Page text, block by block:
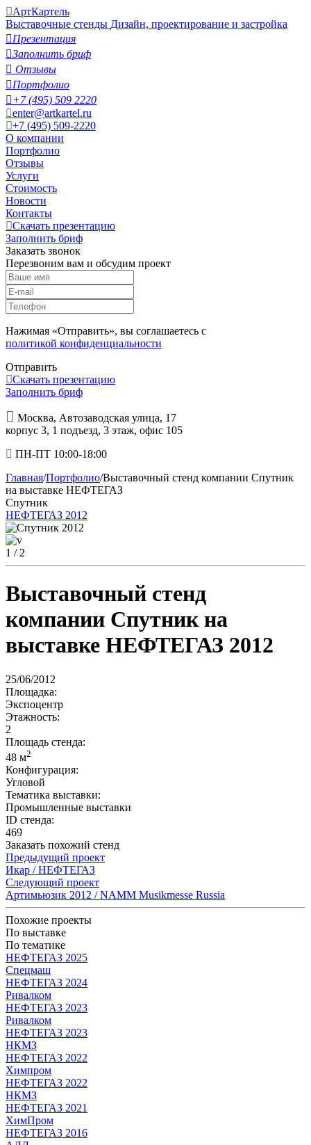
АртКартель
Выставочные стенды Дизайн, проектирование и застройка
Презентация
Заполнить бриф
 Отзывы
Портфолио
+7 (495) 509 2220
enter@artkartel.ru
+7 (495) 509-2220
О компании
Портфолио
Отзывы
Услуги
Стоимость
Новости
Контакты
Скачать презентацию
Заполнить бриф
Заказать звонок
Перезвоним вам и обсудим проект
Нажимая «Отправить», вы соглашаетесь с
политикой конфиденциальности
Отправить
Скачать презентацию
Заполнить бриф
Москва, Автозаводская улица, 17
корпус 3, 1 подъезд, 3 этаж, офис 105
ПН-ПТ 10:00-18:00
Главная/Портфолио/Выставочный стенд компании Спутник
на выставке НЕФТЕГАЗ
Спутник
НЕФТЕГАЗ 2012
1 / 2
Выставочный стенд
компании Спутник на
выставке НЕФТЕГАЗ 2012
25/06/2012
Площадка:
Экспоцентр
Этажность:
2
Площадь стенда:
48 м2
Конфигурация:
Угловой
Тематика выставки:
Промышленные выставки
ID стенда:
469
Заказать похожий стенд
Предыдущий проект
Икар / НЕФТЕГАЗ
Следующий проект
Артимьюзик 2012 / NAMM Musikmesse Russia
Похожие проекты
По выставке
По тематике
НЕФТЕГАЗ 2025
Спецмаш
НЕФТЕГАЗ 2024
Ривалком
НЕФТЕГАЗ 2023
Ривалком
НЕФТЕГАЗ 2023
НКМЗ
НЕФТЕГАЗ 2022
Химпром
НЕФТЕГАЗ 2022
НКМЗ
НЕФТЕГАЗ 2021
ХимПром
НЕФТЕГАЗ 2016